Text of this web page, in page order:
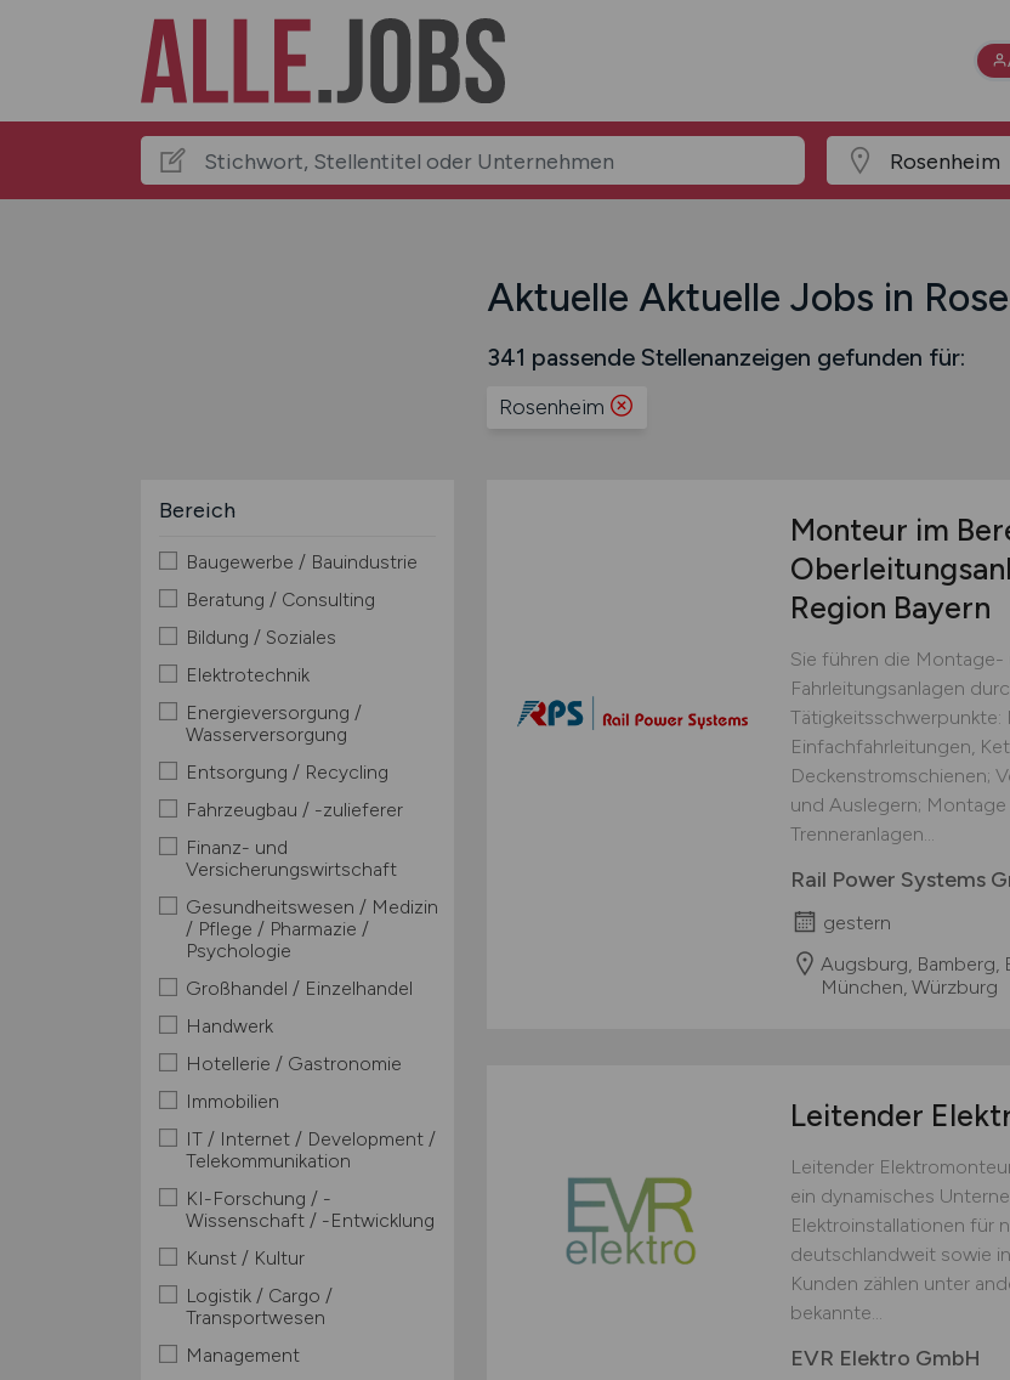
Aktuelle Aktuelle Jobs in
341 passende Stellenanzeigen gefunden für:
Rosenheim
Bereich
Baugewerbe / Bauindustrie
Beratung / Consulting
Bildung / Soziales
Elektrotechnik
Energieversorgung /
Wasserversorgung
Entsorgung / Recycling
Fahrzeugbau / -zulieferer
Finanz- und
Versicherungswirtschaft
Gesundheitswesen / Medizin
/ Pflege / Pharmazie /
Psychologie
Großhandel / Einzelhandel
Handwerk
Hotellerie / Gastronomie
Immobilien
IT / Internet / Development /
Telekommunikation
KI-Forschung / -
Wissenschaft / -Entwicklung
Kunst / Kultur
Logistik / Cargo /
Transportwesen
Management
Monteur im
Region Bayern
Sie führen die Montage-
Fahrleitungsanlagen
Einfachfahrleitungen,
Deckenstromschienen;
und Auslegern;
Trenneranlagen...
Rail Power Systems
gestern
Augsburg, Bamberg,
München, Würzburg
Leitender
Leitender
ein dynamisches
Elektroinstallationen für
deutschlandweit sowie
Kunden zählen unter
bekannte...
EVR Elektro GmbH